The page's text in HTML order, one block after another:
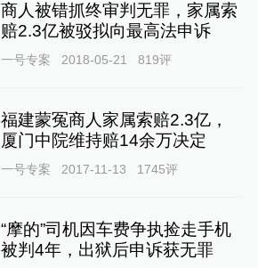
商人被错抓终审判无罪，家属索
赔2.3亿被驳拟向最高法申诉
一号专案 2018-05-21 819评
福建蒙冤商人家属索赔2.3亿，
厦门中院维持赔14余万决定
一号专案 2017-11-13 1745评
“摩的”司机因车费争执捡走手机
被判4年，出狱后申诉获无罪